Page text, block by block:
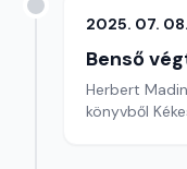
2025. 07. 08.
Benső
Herbert
könyvből